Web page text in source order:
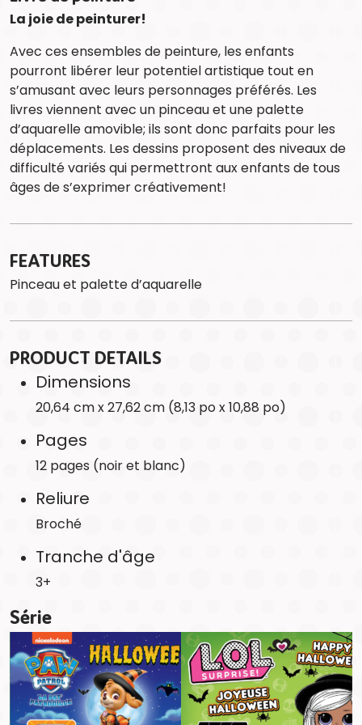
La joie de peinturer!
Avec ces ensembles de peinture, les enfants
pourront libérer leur potentiel artistique tout en
s’amusant avec leurs personnages préférés. Les
livres viennent avec un pinceau et une palette
d’aquarelle amovible; ils sont donc parfaits pour les
déplacements. Les dessins proposent des niveaux de
difficulté variés qui permettront aux enfants de tous
âges de s’exprimer créativement!
FEATURES
Pinceau et palette d’aquarelle
PRODUCT DETAILS
Dimensions
20,64 cm x 27,62 cm (8,13 po x 10,88 po)
Pages
12 pages (noir et blanc)
Reliure
Broché
Tranche d'âge
3+
Série